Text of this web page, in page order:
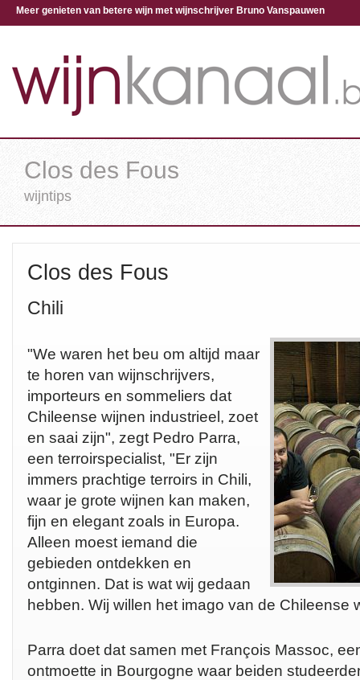
Meer genieten van betere wijn met wijnschrijver Bruno Vanspauwen
Clos des Fous
wijntips
Clos des Fous
Chili
"We waren het beu om altijd maar
te horen van wijnschrijvers,
importeurs en sommeliers dat
Chileense wijnen industrieel, zoet
en saai zijn", zegt Pedro Parra,
een terroirspecialist, "Er zijn
immers prachtige terroirs in Chili,
waar je grote wijnen kan maken,
fijn en elegant zoals in Europa.
Alleen moest iemand die
gebieden ontdekken en
ontginnen. Dat is wat wij gedaan
hebben. Wij willen het imago van de Chileense
Parra doet dat samen met François Massoc,
ontmoette in Bourgogne waar beiden